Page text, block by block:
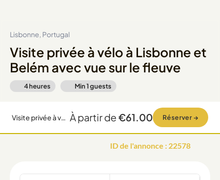
Lisbonne, Portugal
Visite privée à vélo à Lisbonne et
Belém avec vue sur le fleuve
4 heures Min1guests
Visite privée à vélo à Lisbonne et Belém avec vue sur le fleuve À partir de€61.00 Réserver →
ID de l'annonce : 22578